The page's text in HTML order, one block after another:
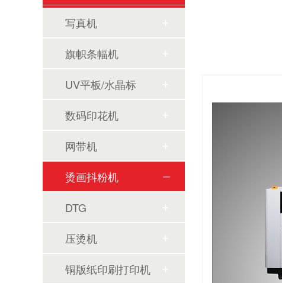
写真机
旗帜条幅机
UV平板/水晶标
数码印花机
网带机
烫画抖粉机
DTG
压烫机
铜版纸印刷打印机